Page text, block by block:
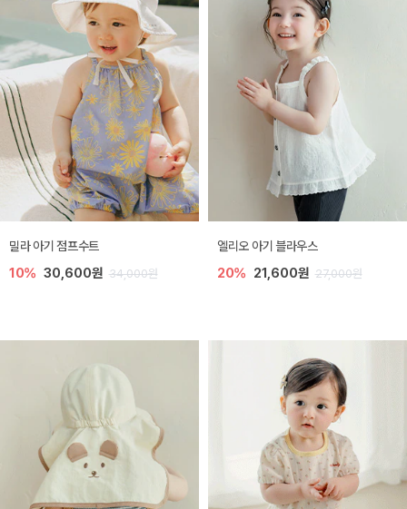
밀라 아기 점프수트
10% 30,600원 34,000원
엘리오 아기 블라우스
20% 21,600원 27,000원